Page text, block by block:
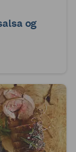
og